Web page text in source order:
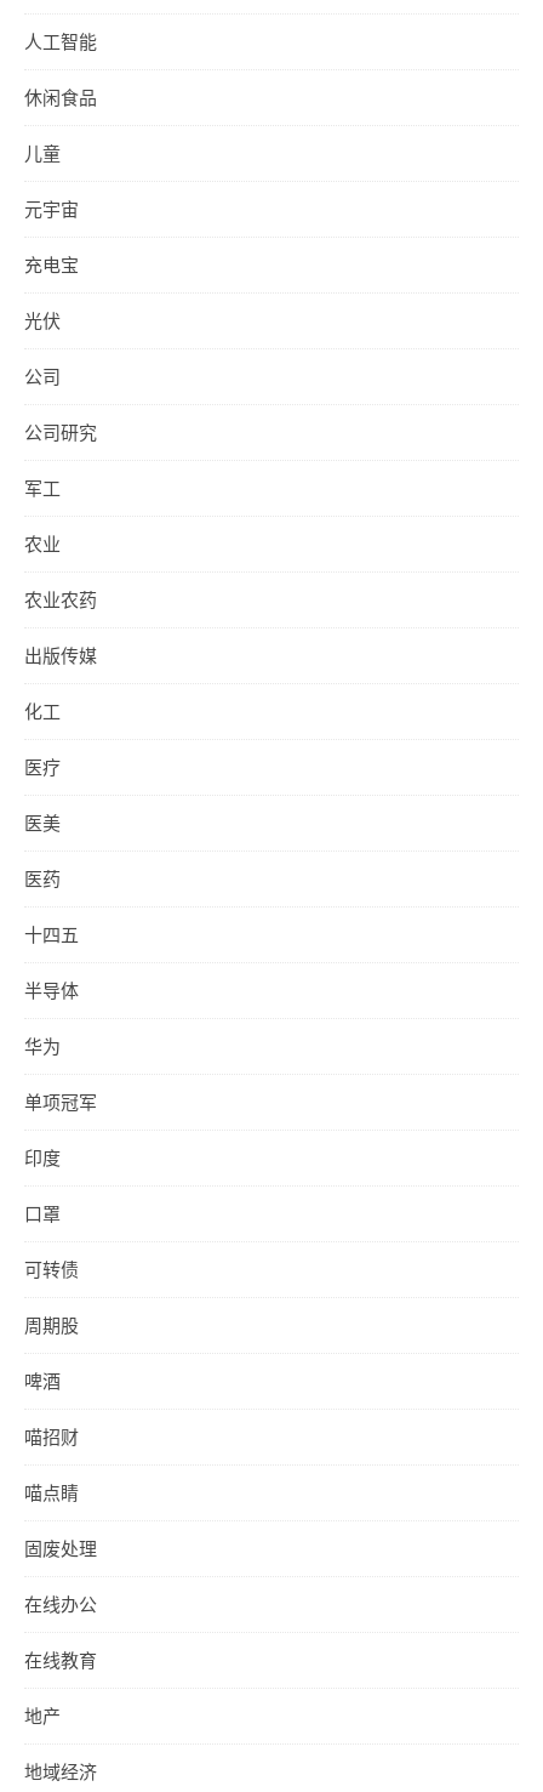
人工智能
休闲食品
儿童
元宇宙
充电宝
光伏
公司
公司研究
军工
农业
农业农药
出版传媒
化工
医疗
医美
医药
十四五
半导体
华为
单项冠军
印度
口罩
可转债
周期股
啤酒
喵招财
喵点睛
固废处理
在线办公
在线教育
地产
地域经济